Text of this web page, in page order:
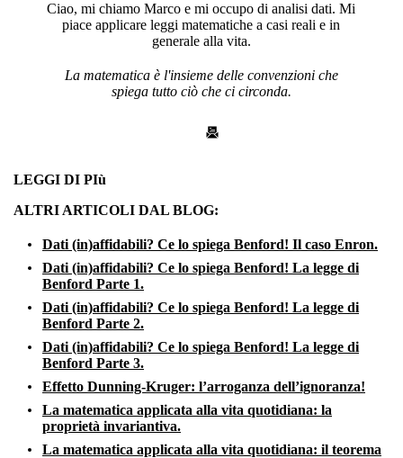
Ciao, mi chiamo Marco e mi occupo di analisi dati. Mi
piace applicare leggi matematiche a casi reali e in
generale alla vita.
La matematica è l'insieme delle convenzioni che
spiega tutto ciò che ci circonda.
LEGGI DI PIù
ALTRI ARTICOLI DAL BLOG:
Dati (in)affidabili? Ce lo spiega Benford! Il caso Enron.
Dati (in)affidabili? Ce lo spiega Benford! La legge di
Benford Parte 1.
Dati (in)affidabili? Ce lo spiega Benford! La legge di
Benford Parte 2.
Dati (in)affidabili? Ce lo spiega Benford! La legge di
Benford Parte 3.
Effetto Dunning-Kruger: l’arroganza dell’ignoranza!
La matematica applicata alla vita quotidiana: la
proprietà invariantiva.
La matematica applicata alla vita quotidiana: il teorema